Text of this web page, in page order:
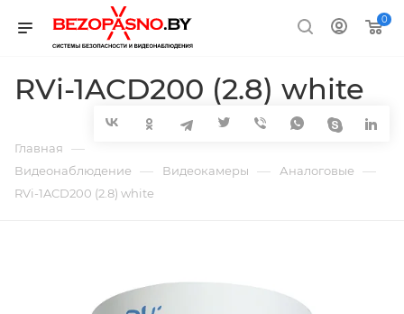
0
RVi-1ACD200 (2.8) white
Главная —
Видеонаблюдение — Видеокамеры — Аналоговые —
RVi-1ACD200 (2.8) white